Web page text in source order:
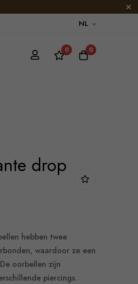
NL
0 0
drop
hebben twee
waardoor ze een
oorbellen zijn
piercings.